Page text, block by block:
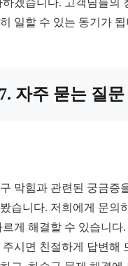
하겠습니다. 고객님들의
일할 수 있는 동기가 됩
자주 묻는 질
막힘과 관련된 궁금증
습니다. 저희에게 문의
르게 해결할 수 있습니다
주시면 친절하게 답변해